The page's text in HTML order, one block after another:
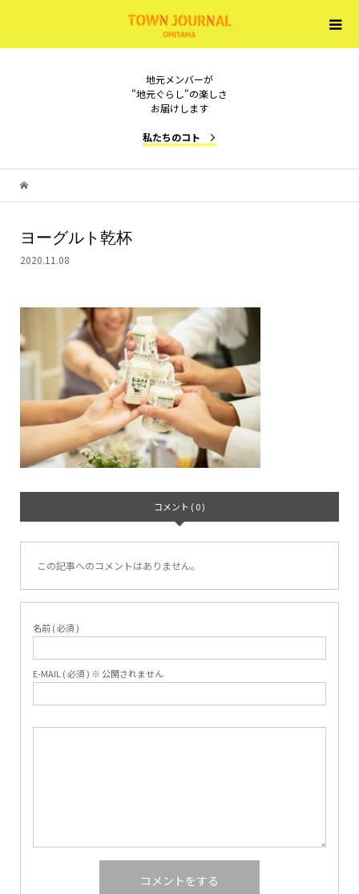
地元メンバーが
"地元ぐらし"の楽しさ
お届けします
私たちのコト
ヨーグルト乾杯
2020.11.08
コメント ( 0 )
この記事へのコメントはありません。
名前 ( 必須 )
E-MAIL ( 必須 ) ※ 公開されません